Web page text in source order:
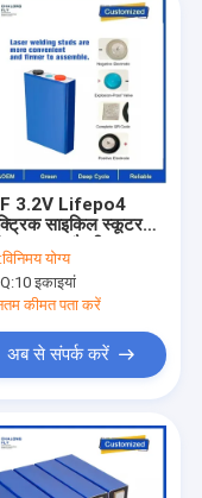
3.2V Lifepo4
साइकिल स्कूटर
आयन बैटरी 105Ah
80AH 100Ah
लिथियम बैटरी पैक
के लिए
विनिमय योग्य
10 इकाइयां
कीमत पता करें
अब से संपर्क करें